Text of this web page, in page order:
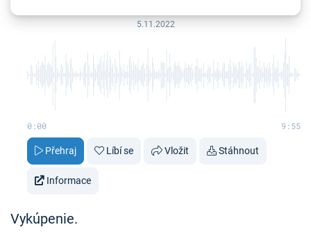
5.11.2022
0:00 9:55
Přehraj Líbí se Vložit Stáhnout
Informace
Vykúpenie.